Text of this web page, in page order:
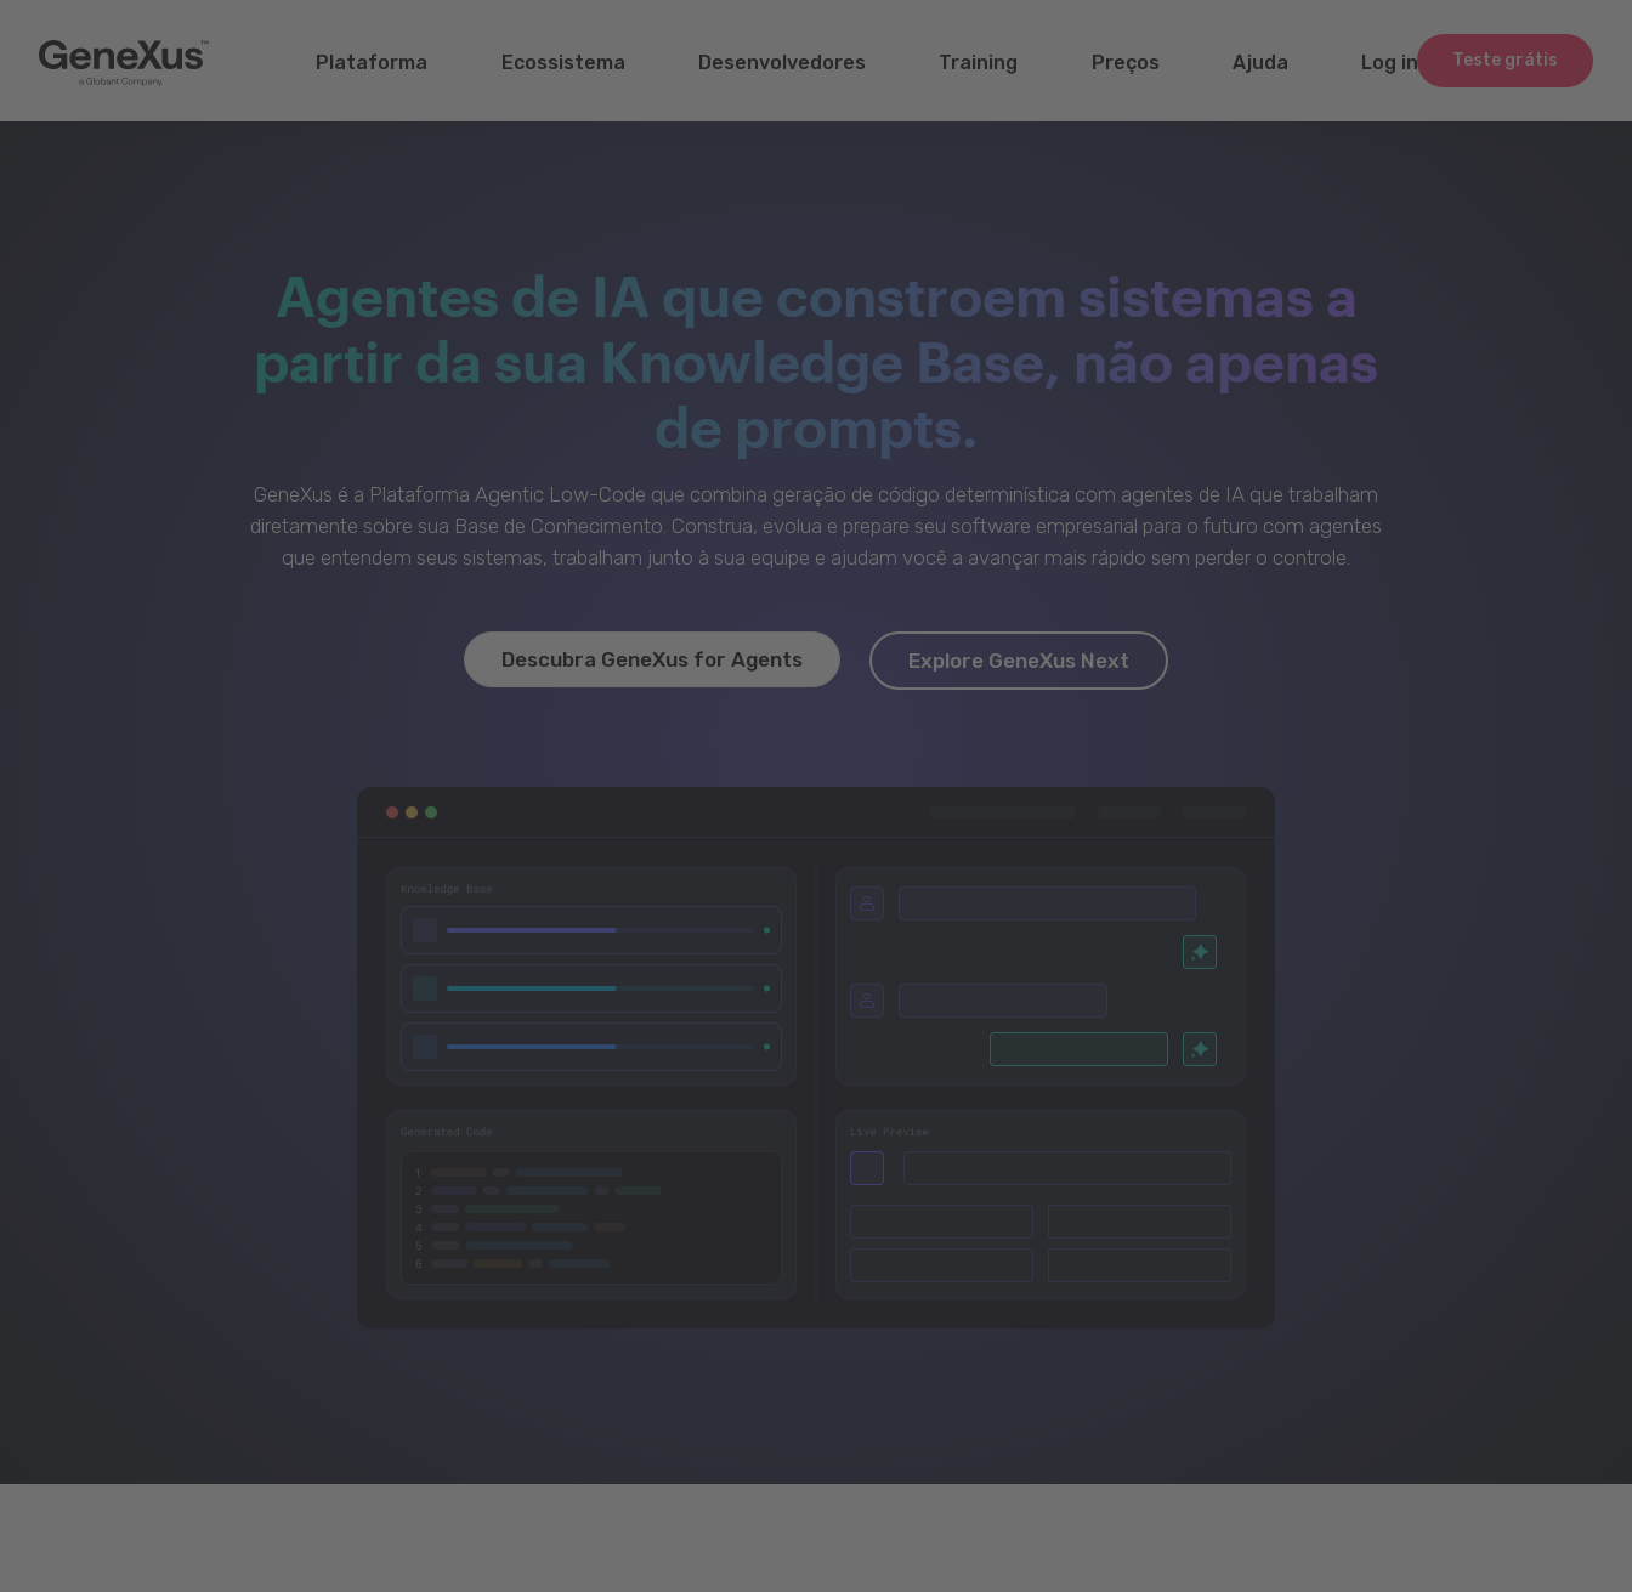
Teste grátis
Plataforma Ecossistema Desenvolvedores Training Preços Ajuda Log in
Agentes de IA que constroem sistemas a
partir da sua Knowledge Base, não apenas
de prompts.
GeneXus é a Plataforma Agentic Low-Code que combina geração de código determinística com agentes de IA que trabalham
diretamente sobre sua Base de Conhecimento. Construa, evolua e prepare seu software empresarial para o futuro com agentes
que entendem seus sistemas, trabalham junto à sua equipe e ajudam você a avançar mais rápido sem perder o controle.
Descubra GeneXus for Agents Explore GeneXus Next